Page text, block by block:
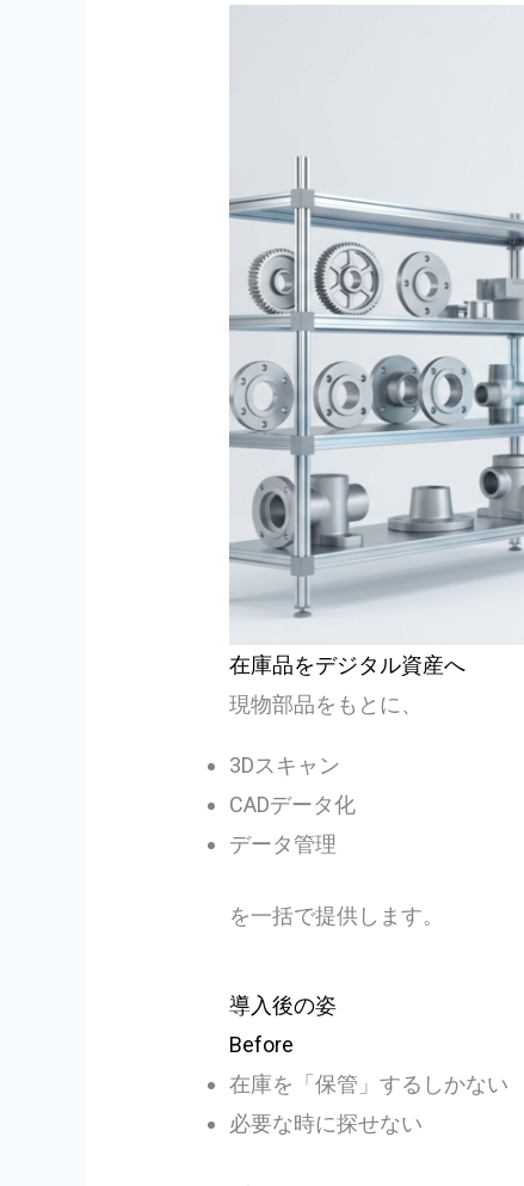
在庫品をデジタル資産へ
現物部品をもとに、
3Dスキャン
CADデータ化
データ管理
を一括で提供します。
導入後の姿
Before
在庫を「保管」するしかない
必要な時に探せない